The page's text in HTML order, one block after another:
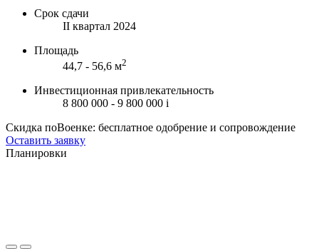
Срок сдачи
II квартал 2024
Площадь
44,7 - 56,6 м2
Инвестиционная привлекательность
8 800 000 - 9 800 000 i
Скидка поВоенке: бесплатное одобрение и сопровождение
Оставить заявку
Планировки